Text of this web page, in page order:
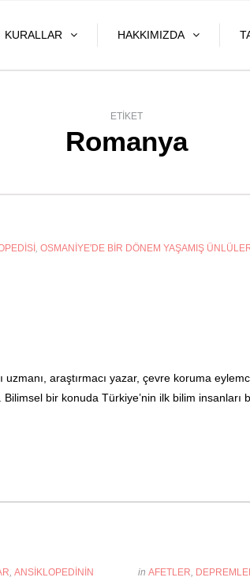
KURALLAR HAKKIMIZDA
ETIKET
Romanya
, OSMANIYE'DE BIR DÖNEM YAŞAMIŞ
araştırmacı yazar, çevre koruma
bir konuda Türkiye’nin ilk bilim insanları
,ANSIKLOPEDININ
in AFETLER,